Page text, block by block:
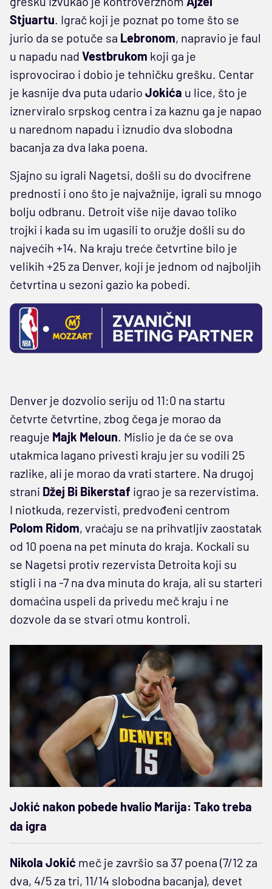
Stjuartu. Igrač koji je poznat po tome što se
jurio da se potuče sa Lebronom, napravio je faul
u napadu nad Vestbrukom koji ga je
isprovocirao i dobio je tehničku grešku. Centar
je kasnije dva puta udario Jokića u lice, što je
iznerviralo srpskog centra i za kaznu ga je napao
u narednom napadu i iznudio dva slobodna
bacanja za dva laka poena.
Sjajno su igrali Nagetsi, došli su do dvocifrene
prednosti i ono što je najvažnije, igrali su mnogo
bolju odbranu. Detroit više nije davao toliko
trojki i kada su im ugasili to oružje došli su do
najvećih +14. Na kraju treće četvrtine bilo je
velikih +25 za Denver, koji je jednom od najboljih
četvrtina u sezoni gazio ka pobedi.
Denver je dozvolio seriju od 11:0 na startu
četvrte četvrtine, zbog čega je morao da
reaguje Majk Meloun. Mislio je da će se ova
utakmica lagano privesti kraju jer su vodili 25
razlike, ali je morao da vrati startere. Na drugoj
strani Džej Bi Bikerstaf igrao je sa rezervistima.
I niotkuda, rezervisti, predvođeni centrom
Polom Ridom, vraćaju se na prihvatljiv zaostatak
od 10 poena na pet minuta do kraja. Kockali su
se Nagetsi protiv rezervista Detroita koji su
stigli i na -7 na dva minuta do kraja, ali su starteri
domaćina uspeli da privedu meč kraju i ne
dozvole da se stvari otmu kontroli.
Jokić nakon pobede hvalio Marija: Tako treba
da igra
Nikola Jokić meč je završio sa 37 poena (7/12 za
dva, 4/5 za tri, 11/14 slobodna bacanja), devet